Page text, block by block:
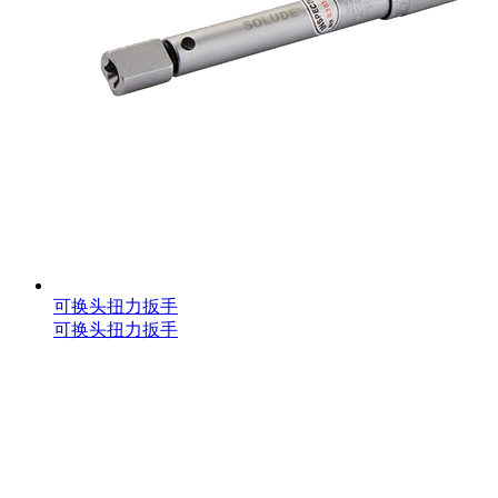
可换头扭力扳手
可换头扭力扳手